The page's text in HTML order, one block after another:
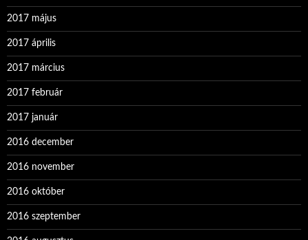
2017 május
2017 április
2017 március
2017 február
2017 január
2016 december
2016 november
2016 október
2016 szeptember